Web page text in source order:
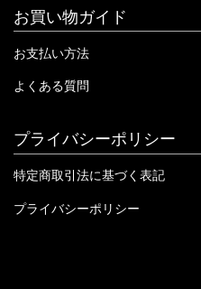
お買い物ガイド
お支払い方法
よくある質問
プライバシーポリシー
特定商取引法に基づく表記
プライバシーポリシー